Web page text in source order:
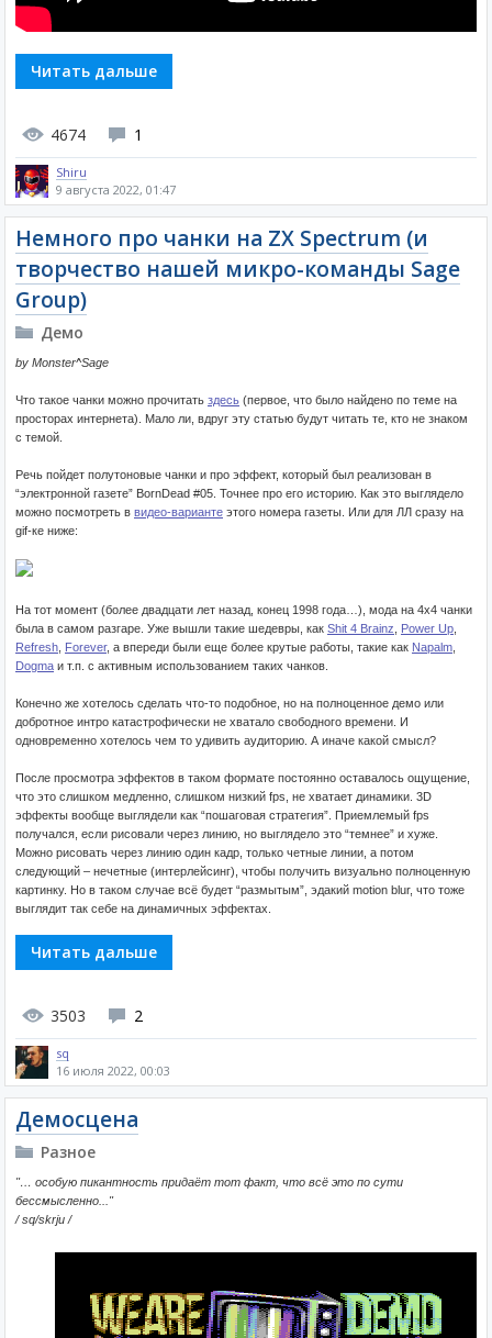
Читать дальше
4674 1
Shiru
9 августа 2022, 01:47
Немного про чанки на ZX Spectrum (и
творчество нашей микро-команды Sage
Group)
Демо
by Monster^Sage
Что такое чанки можно прочитать здесь (первое, что было найдено по теме на
просторах интернета). Мало ли, вдруг эту статью будут читать те, кто не знаком
с темой.
Речь пойдет полутоновые чанки и про эффект, который был реализован в
“электронной газете” BornDead #05. Точнее про его историю. Как это выглядело
можно посмотреть в видео-варианте этого номера газеты. Или для ЛЛ сразу на
gif-ке ниже:
На тот момент (более двадцати лет назад, конец 1998 года…), мода на 4x4 чанки
была в самом разгаре. Уже вышли такие шедевры, как Shit 4 Brainz Power Up
Refresh
Forever, а впереди были еще более крутые работы, такие как Napalm
Dogma и т.п. с активным использованием таких чанков.
Конечно же хотелось сделать что-то подобное, но на полноценное демо или
добротное интро катастрофически не хватало свободного времени. И
одновременно хотелось чем то удивить аудиторию. А иначе какой смысл?
После просмотра эффектов в таком формате постоянно оставалось ощущение,
что это слишком медленно, слишком низкий fps, не хватает динамики. 3D
эффекты вообще выглядели как “пошаговая стратегия”. Приемлемый fps
получался, если рисовали через линию, но выглядело это “темнее” и хуже.
Можно рисовать через линию один кадр, только четные линии, а потом
следующий – нечетные (интерлейсинг), чтобы получить визуально полноценную
картинку. Но в таком случае всё будет “размытым”, эдакий motion blur, что тоже
выглядит так себе на динамичных эффектах.
Читать дальше
3503 2
sq
16 июля 2022, 00:03
Демосцена
Разное
"… особую пикантность придаёт тот факт, что всё это по сути
бессмысленно..."
/ sq/skrju /